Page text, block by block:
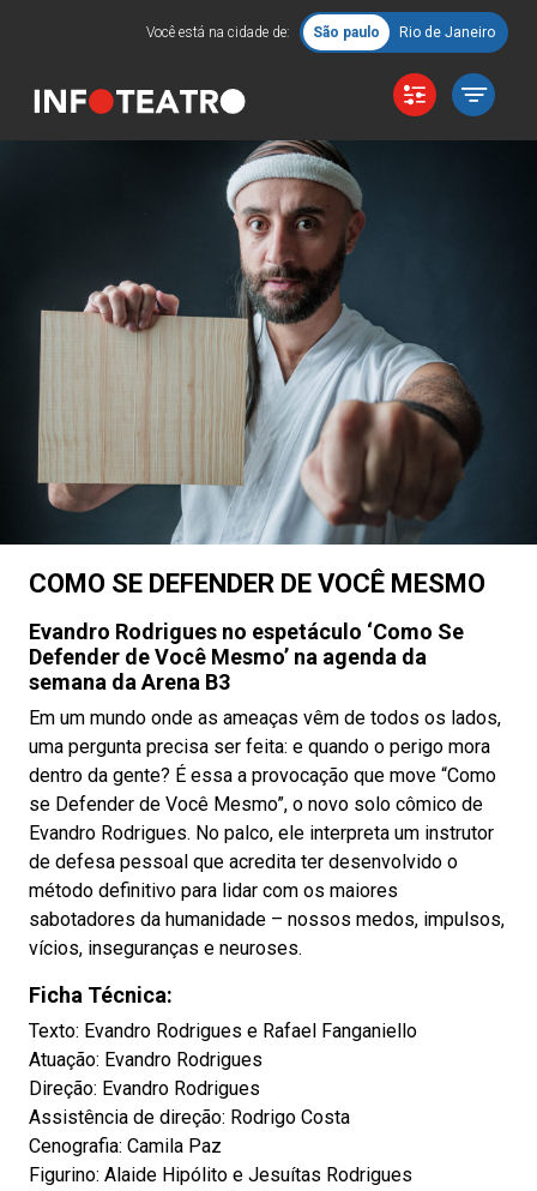
Você está na cidade de: São paulo Rio de Janeiro
COMO SE DEFENDER DE VOCÊ MESMO
Evandro Rodrigues no espetáculo ‘Como Se
Defender de Você Mesmo’ na agenda da
semana da Arena B3
Em um mundo onde as ameaças vêm de todos os lados,
uma pergunta precisa ser feita: e quando o perigo mora
dentro da gente? É essa a provocação que move “Como
se Defender de Você Mesmo”, o novo solo cômico de
Evandro Rodrigues. No palco, ele interpreta um instrutor
de defesa pessoal que acredita ter desenvolvido o
método definitivo para lidar com os maiores
sabotadores da humanidade – nossos medos, impulsos,
vícios, inseguranças e neuroses.
Ficha Técnica:
Texto: Evandro Rodrigues e Rafael Fanganiello
Atuação: Evandro Rodrigues
Direção: Evandro Rodrigues
Assistência de direção: Rodrigo Costa
Cenografia: Camila Paz
Figurino: Alaide Hipólito e Jesuítas Rodrigues